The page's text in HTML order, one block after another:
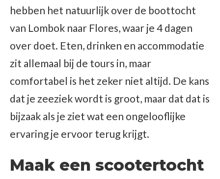
hebben het natuurlijk over de boottocht
van Lombok naar Flores, waar je 4 dagen
over doet. Eten, drinken en accommodatie
zit allemaal bij de tours in, maar
comfortabel is het zeker niet altijd. De kans
dat je zeeziek wordt is groot, maar dat dat is
bijzaak als je ziet wat een ongelooflijke
ervaring je ervoor terug krijgt.
Maak een scootertocht